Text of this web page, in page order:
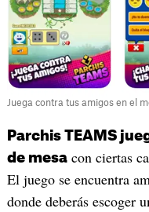
Juega contra tus amigos en el
Parchis TEAMS
de mesacon ciertas
El juego se encuentra
donde deberás escoger